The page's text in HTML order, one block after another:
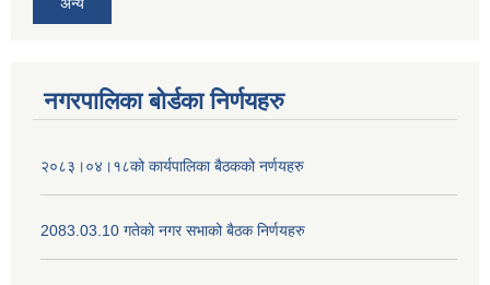
अन्य
नगरपालिका बोर्डका निर्णयहरु
२०८३।०४।१८को कार्यपालिका बैठकको नर्णयहरु
2083.03.10 गतेको नगर सभाको बैठक निर्णयहरु